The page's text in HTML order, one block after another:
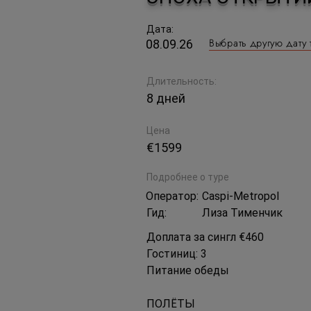
Дата:
08.09.26 Выбрать другую дату
Длительность:
8 дней
Цена
€1599
Подробнее о туре
Оператор: Caspi-Metropol
Гид:
Лиза Тименчик
Доплата за сингл €460
Гостиниц: 3
Питание обеды
ПОЛЁТЫ